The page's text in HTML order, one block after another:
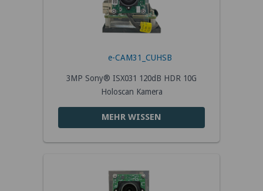
e-CAM31_CUHSB
3MP Sony® ISX031 120dB HDR 10G
Holoscan Kamera
MEHR WISSEN